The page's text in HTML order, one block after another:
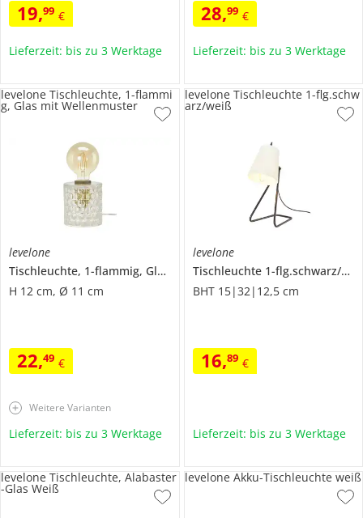
19,99 €
Lieferzeit: bis zu 3 Werktage
28,99 €
Lieferzeit: bis zu 3 Werktage
levelone
Tischleuchte, 1-flammig, Glas mit Wellenmuster
H 12 cm, Ø 11 cm
22,49 €
levelone Tischleuchte, 1-flammi
g, Glas mit Wellenmuster
Weitere Varianten
Lieferzeit: bis zu 3 Werktage
levelone
Tischleuchte 1-flg.schwarz/weiß
BHT 15|32|12,5 cm
16,89 €
levelone Tischleuchte 1-flg.schw
arz/weiß
Lieferzeit: bis zu 3 Werktage
levelone Tischleuchte, Alabaster
-Glas Weiß
levelone Akku-Tischleuchte weiß